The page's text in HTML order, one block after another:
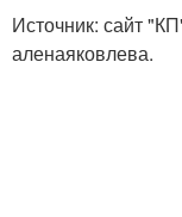
Источник: сайт
аленаяковлева.